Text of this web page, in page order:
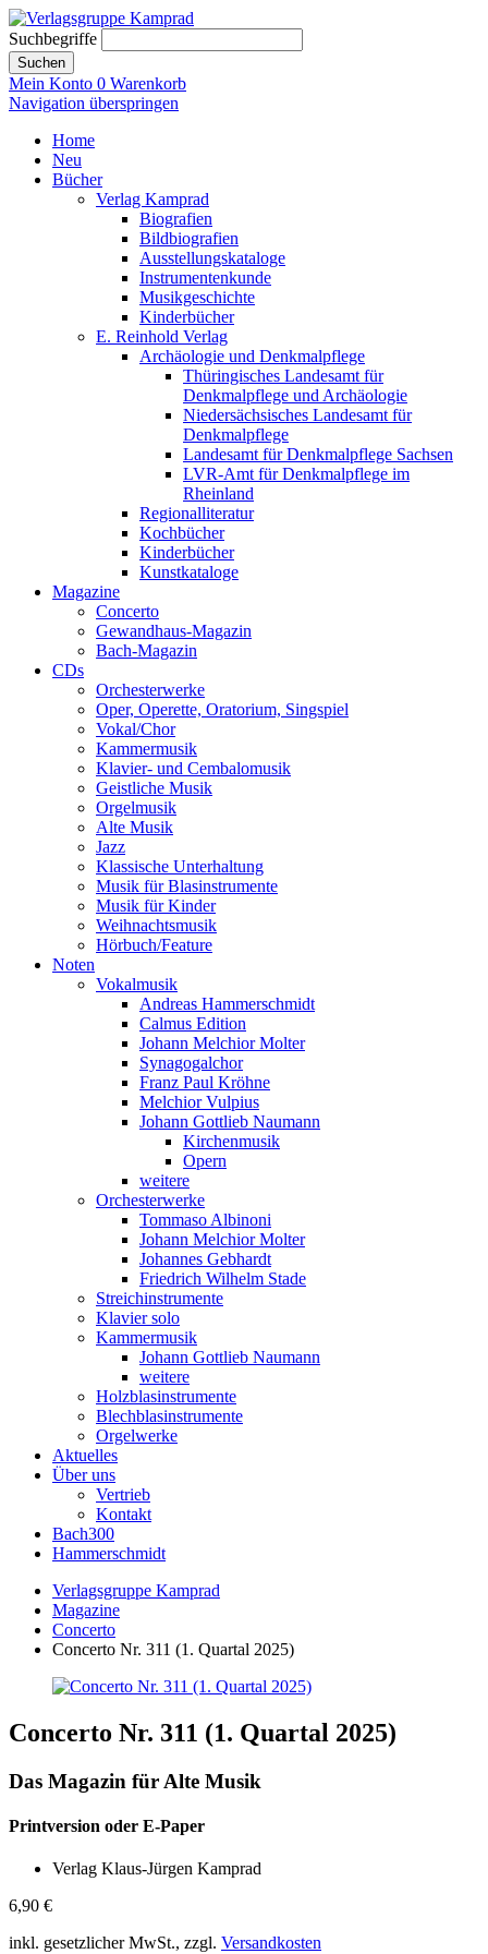
Suchbegriffe
Suchen
Mein Konto 0 Warenkorb
Navigation überspringen
Home
Neu
Bücher
Verlag Kamprad
Biografien
Bildbiografien
Ausstellungskataloge
Instrumentenkunde
Musikgeschichte
Kinderbücher
E. Reinhold Verlag
Archäologie und Denkmalpflege
Thüringisches Landesamt für
Denkmalpflege und Archäologie
Niedersächsisches Landesamt für
Denkmalpflege
Landesamt für Denkmalpflege Sachsen
LVR-Amt für Denkmalpflege im
Rheinland
Regionalliteratur
Kochbücher
Kinderbücher
Kunstkataloge
Magazine
Concerto
Gewandhaus-Magazin
Bach-Magazin
CDs
Orchesterwerke
Oper, Operette, Oratorium, Singspiel
Vokal/Chor
Kammermusik
Klavier- und Cembalomusik
Geistliche Musik
Orgelmusik
Alte Musik
Jazz
Klassische Unterhaltung
Musik für Blasinstrumente
Musik für Kinder
Weihnachtsmusik
Hörbuch/Feature
Noten
Vokalmusik
Andreas Hammerschmidt
Calmus Edition
Johann Melchior Molter
Synagogalchor
Franz Paul Kröhne
Melchior Vulpius
Johann Gottlieb Naumann
Kirchenmusik
Opern
weitere
Orchesterwerke
Tommaso Albinoni
Johann Melchior Molter
Johannes Gebhardt
Friedrich Wilhelm Stade
Streichinstrumente
Klavier solo
Kammermusik
Johann Gottlieb Naumann
weitere
Holzblasinstrumente
Blechblasinstrumente
Orgelwerke
Aktuelles
Über uns
Vertrieb
Kontakt
Bach300
Hammerschmidt
Verlagsgruppe Kamprad
Magazine
Concerto
Concerto Nr. 311 (1. Quartal 2025)
Concerto Nr. 311 (1. Quartal 2025)
Das Magazin für Alte Musik
Printversion oder E-Paper
Verlag Klaus-Jürgen Kamprad
6,90 €
inkl. gesetzlicher MwSt., zzgl. Versandkosten